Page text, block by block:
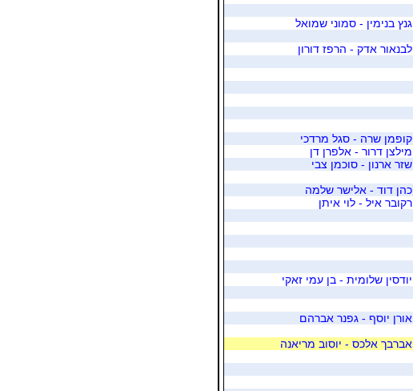
גנץ בנימין - סמוני שמואל
לבנאור אדק - הרפז דורון
קופמן שרה - סגל מרדכי
מילצן דרור - אלפרן דן
שזר ארנון - סוכמן צבי
כהן דוד - אלישר שלמה
רקובר איל - לוי איתן
יודסין שלומית - בן עמי זאקי
אורן יוסף - גפנר אברהם
אברבך אלכס - יוסוב מריאנה